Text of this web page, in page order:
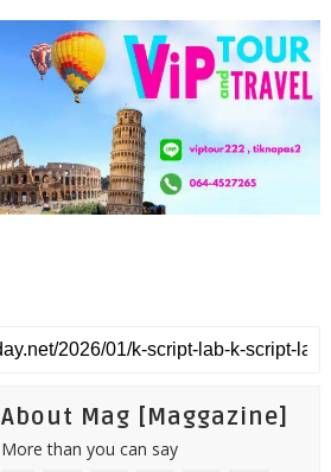
About Mag [Maggazine]
More than you can say